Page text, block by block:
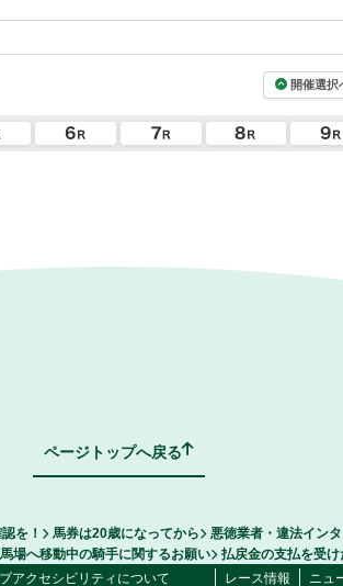
開催選択
ページトップへ戻る
を！ 馬券は20歳になってから
悪徳業者・違法イン
場へ移動中の騎手に関するお願い
払戻金の支払を受け
アクセシビリティについて レース情報 ニュ